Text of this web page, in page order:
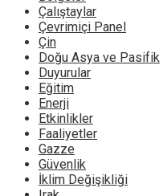
Çalıştaylar
Çevrimiçi Panel
Çin
Doğu Asya ve Pasifik
Duyurular
Eğitim
Enerji
Etkinlikler
Faaliyetler
Gazze
Güvenlik
İklim Değişikliği